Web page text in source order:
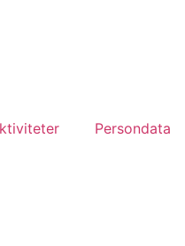
Persondata